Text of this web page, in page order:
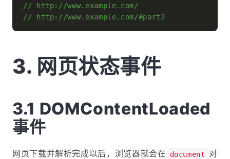
// http://www.example.com/
// http://www.example.com/#part2
网页状态事件
DOMContentLoaded
事件
网页下载并解析完成以后，浏览器就会在 document
对